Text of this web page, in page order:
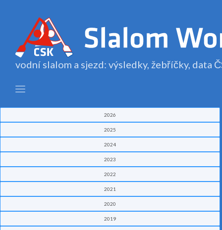
vodní slalom a sjezd: výsledky, žebříčky, data
2026
2025
2024
2023
2022
2021
2020
2019